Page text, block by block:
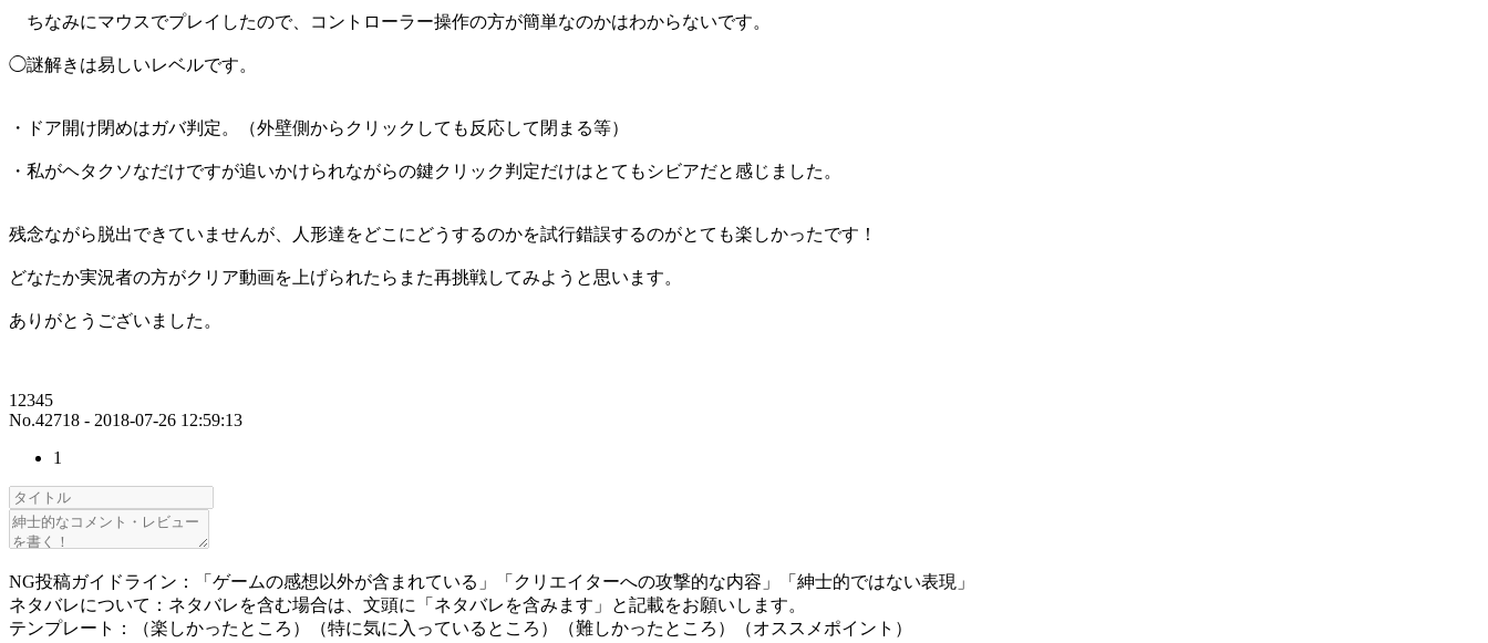
ちなみにマウスでプレイしたので、コントローラー操作の方が簡単なのかはわからないです。
◯謎解きは易しいレベルです。
・ドア開け閉めはガバ判定。（外壁側からクリックしても反応して閉まる等）
・私がヘタクソなだけですが追いかけられながらの鍵クリック判定だけはとてもシビアだと感じました。
残念ながら脱出できていませんが、人形達をどこにどうするのかを試行錯誤するのがとても楽しかったです！
どなたか実況者の方がクリア動画を上げられたらまた再挑戦してみようと思います。
ありがとうございました。
12345
No.42718 - 2018-07-26 12:59:13
1
NG投稿ガイドライン：「ゲームの感想以外が含まれている」「クリエイターへの攻撃的な内容」「紳士的ではない表現」
ネタバレについて：ネタバレを含む場合は、文頭に「ネタバレを含みます」と記載をお願いします。
テンプレート：（楽しかったところ）（特に気に入っているところ）（難しかったところ）（オススメポイント）